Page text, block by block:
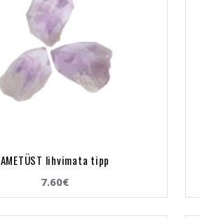
AMETÜST lihvimata tipp
7.60€